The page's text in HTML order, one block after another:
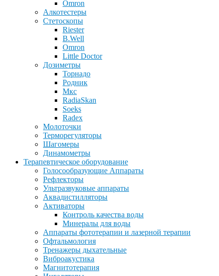
Omron
Алкотестеры
Стетоскопы
Riester
B.Well
Omron
Little Doctor
Дозиметры
Торнадо
Родник
Мкс
RadiaSkan
Soeks
Radex
Молоточки
Терморегуляторы
Шагомеры
Динамометры
Терапевтическое оборудование
Голосообразующие Аппараты
Рефлекторы
Ультразвуковые аппараты
Аквадистилляторы
Активаторы
Контроль качества воды
Минералы для воды
Аппараты фототерапии и лазерной терапии
Офтальмология
Тренажеры дыхательные
Виброакустика
Магнитотерапия